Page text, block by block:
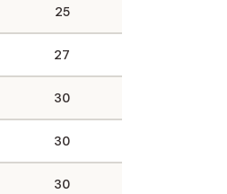
25
27
30
30
30